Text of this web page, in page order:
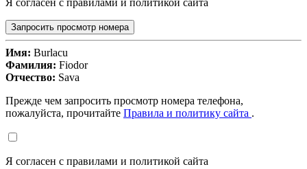
Я согласен с правилами и политикой сайта
Запросить просмотр номера
Имя: Burlacu
Фамилия: Fiodor
Отчество: Sava
Прежде чем запросить просмотр номера телефона,
пожалуйста, прочитайте Правила и политику сайта .
Я согласен с правилами и политикой сайта